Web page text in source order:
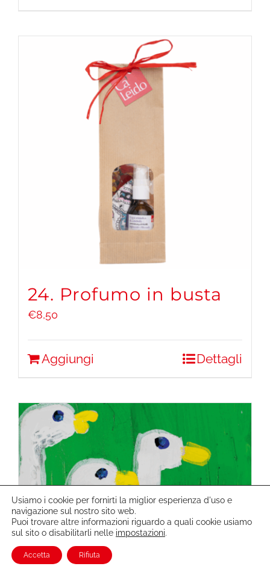
24. Profumo in busta
€8,50
Aggiungi Dettagli
Usiamo i cookie per fornirti la miglior esperienza d'uso e
navigazione sul nostro sito web.
Puoi trovare altre informazioni riguardo a quali cookie usiamo
sul sito o disabilitarli nelle impostazioni.
Accetta Rifiuta